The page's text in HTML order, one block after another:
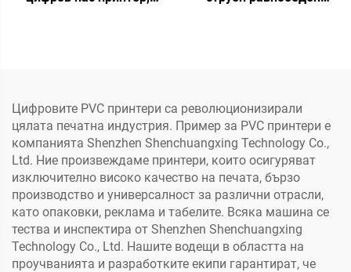
Цифровите PVC принтери са революционизирали
цялата печатна индустрия. Пример за PVC принтери е
компанията Shenzhen Shenchuangxing Technology Co.,
Ltd. Ние произвеждаме принтери, които осигуряват
изключително високо качество на печата, бързо
производство и универсалност за различни отрасли,
като опаковки, реклама и табелите. Всяка машина се
тества и инспектира от Shenzhen Shenchuangxing
Technology Co., Ltd. Нашите водещи в областта на
проучванията и разработките екипи гарантират, че